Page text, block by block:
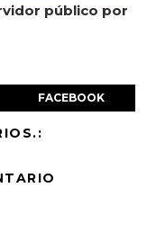
público por
FACEBOOK